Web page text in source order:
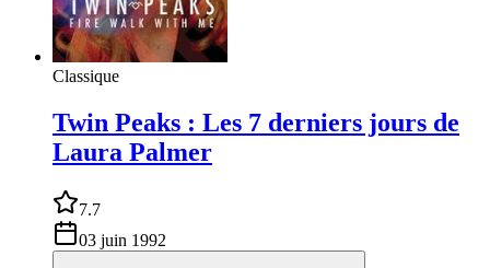
Classique
Twin Peaks : Les 7 derniers jours de
Laura Palmer
7.7
03 juin 1992